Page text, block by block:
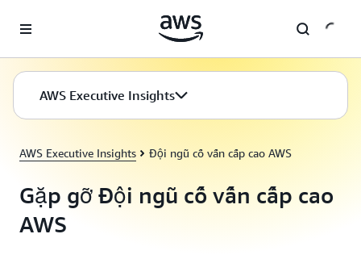
AWS Executive Insights
AWS Executive Insights Đội ngũ cố vấn cấp cao AWS
Gặp gỡ Đội ngũ cố vấn cấp cao
AWS